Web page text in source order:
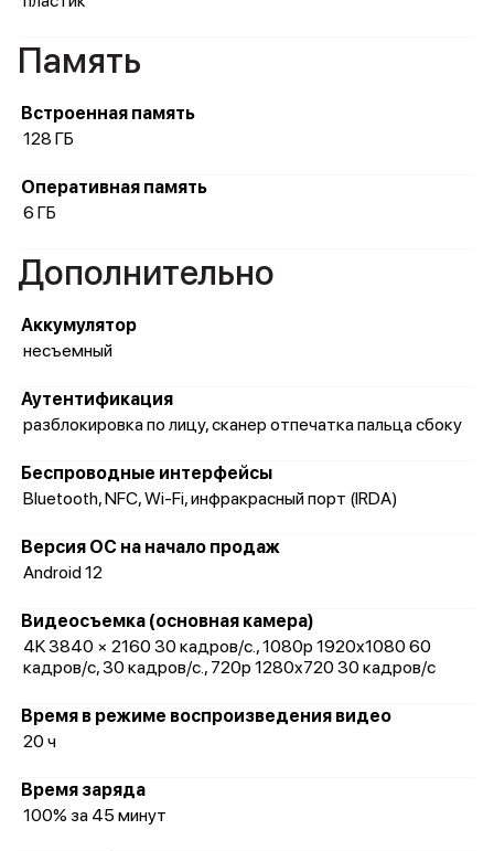
Память
Встроенная память
128 ГБ
Оперативная память
6 ГБ
Дополнительно
Аккумулятор
несъемный
Аутентификация
разблокировка по лицу, сканер отпечатка пальца сбоку
Беспроводные интерфейсы
Bluetooth, NFC, Wi-Fi, инфракрасный порт (IRDA)
Версия ОС на начало продаж
Android 12
Видеосъемка (основная камера)
4K 3840 × 2160 30 кадров/с., 1080p 1920x1080 60
кадров/с, 30 кадров/с., 720p 1280x720 30 кадров/с
Время в режиме воспроизведения видео
20 ч
Время заряда
100% за 45 минут